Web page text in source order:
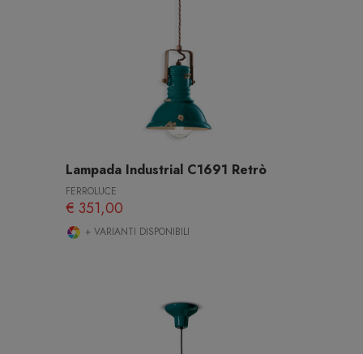
Lampada Industrial C1691 Retrò
FERROLUCE
€ 351,00
+ VARIANTI DISPONIBILI